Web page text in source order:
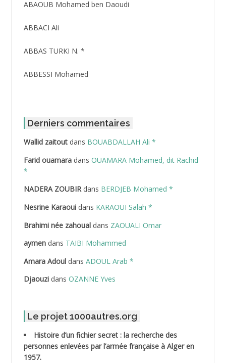
ABAOUB Mohamed ben Daoudi
ABBACI Ali
ABBAS TURKI N. *
ABBESSI Mohamed
ABDAT Amar
ABDEDDAIM Hamid
ABDELAZIZ Mohamed
ABDELHAFID Lakhdar
ABDELLI Mohamed
ABDELLI Mohamed *
ABDELMOUMENE Ahmed
ABDESMED Mohamed ben Kaddour
Derniers commentaires
Wallid zaitoutdans BOUABDALLAH Ali *
Farid ouamaradans OUAMARA Mohamed, dit Rachid
*
NADERA ZOUBIRdans BERDJEB Mohamed *
Nesrine Karaouidans KARAOUI Salah *
Brahimi née zahoualdans ZAOUALI Omar
aymendans TAIBI Mohammed
Amara Adouldans ADOUL Arab *
Djaouzidans OZANNE Yves
Le projet 1000autres.org
Histoire d’un fichier secret : la recherche des
personnes enlevées par l’armée française à Alger en
1957.